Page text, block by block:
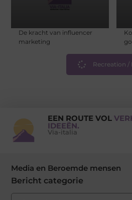
De kracht van influencer
marketing
Recreation /
EEN ROUTE VOL
IDEEËN.
Via-italia
Media en Beroemde mensen
Bericht categorie